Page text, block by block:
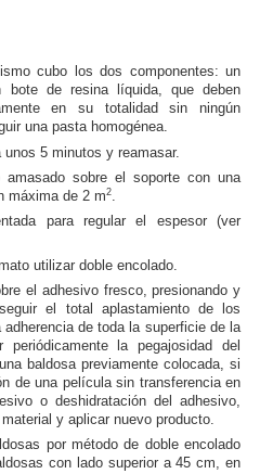
cubo los dos componentes: un
de resina líquida, que deben
en su totalidad sin ningún
una pasta homogénea.
unos 5 minutos y reamasar.
amasado sobre el soporte con una
máxima de 2 m2.
para regular el espesor (ver
utilizar doble encolado.
el adhesivo fresco, presionando y
el total aplastamiento de los
de toda la superficie de la
periódicamente la pegajosidad del
baldosa previamente colocada, si
de una película sin transferencia en
o deshidratación del adhesivo,
y aplicar nuevo producto.
por método de doble encolado
con lado superior a 45 cm, en